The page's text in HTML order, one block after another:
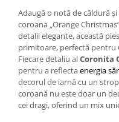
Adaugă o notă de căldură
coroana „Orange
detalii elegante, această
primitoare, perfectă pentru
Fiecare detaliu alCoronita
pentru a reflectaenergia
decorul de iarnă cu un
coroană nu este doar un
cei dragi, oferind un mix